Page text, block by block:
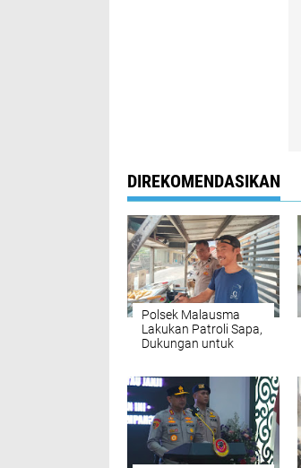
DIREKOMENDASIKAN
Polsek Malausma
Lakukan Patroli Sapa,
Dukungan untuk
Wilayah